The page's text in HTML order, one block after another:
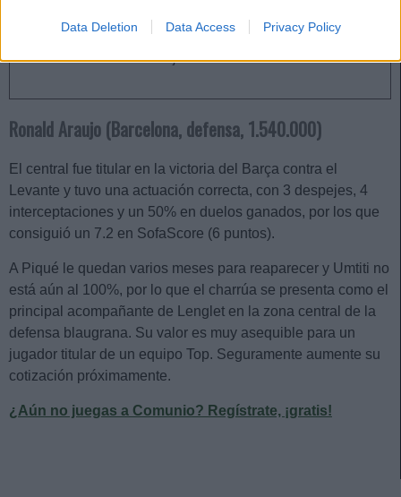
Data Deletion Data Access Privacy Policy
malas puntuaciones este fin de
jornada 13.
Ronald Araujo (Barcelona, defensa, 1.540.000)
El central fue titular en la victoria del Barça contra el
Levante y tuvo una actuación correcta, con 3 despejes, 4
interceptaciones y un 50% en duelos ganados, por los que
consiguió un 7.2 en SofaScore (6 puntos).
A Piqué le quedan varios meses para reaparecer y Umtiti no
está aún al 100%, por lo que el charrúa se presenta como el
principal acompañante de Lenglet en la zona central de la
defensa blaugrana. Su valor es muy asequible para un
jugador titular de un equipo Top. Seguramente aumente su
cotización próximamente.
¿Aún no juegas a Comunio? Regístrate, ¡gratis!